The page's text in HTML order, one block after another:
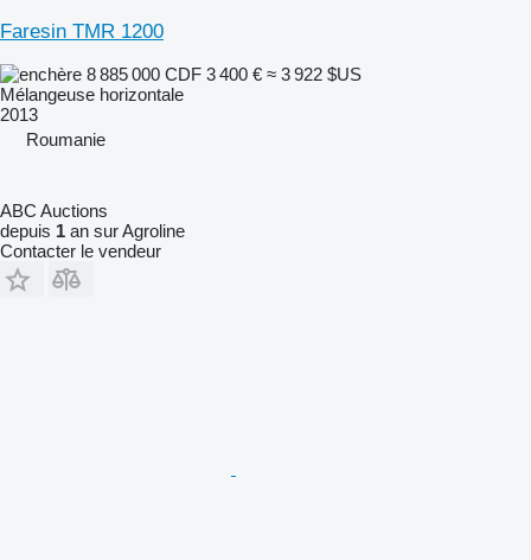
Faresin TMR 1200
8 885 000 CDF 3 400 € ≈ 3 922 $US
Mélangeuse horizontale
2013
Roumanie
ABC Auctions
depuis 1 an sur Agroline
Contacter le vendeur